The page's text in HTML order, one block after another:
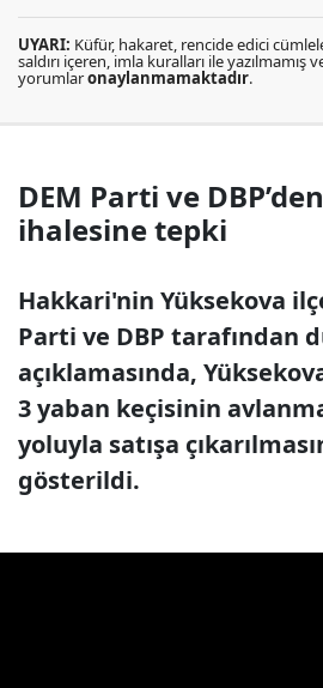
UYARI: Küfür, hakaret, rencide edici
saldırı içeren, imla kuralları ile yazılmamış
yorumlaronaylanmamaktadır.
DEM Parti ve
ihalesine tepki
Hakkari'nin Yüksekova
Parti ve DBP tarafından
açıklamasında,
3 yaban keçisinin
yoluyla satışa
gösterildi.